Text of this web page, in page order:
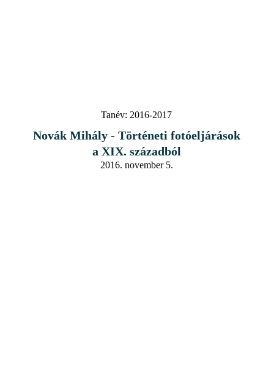
Tanév: 2016-2017
Novák Mihály - Történeti fotóeljárások
a XIX. századból
2016. november 5.